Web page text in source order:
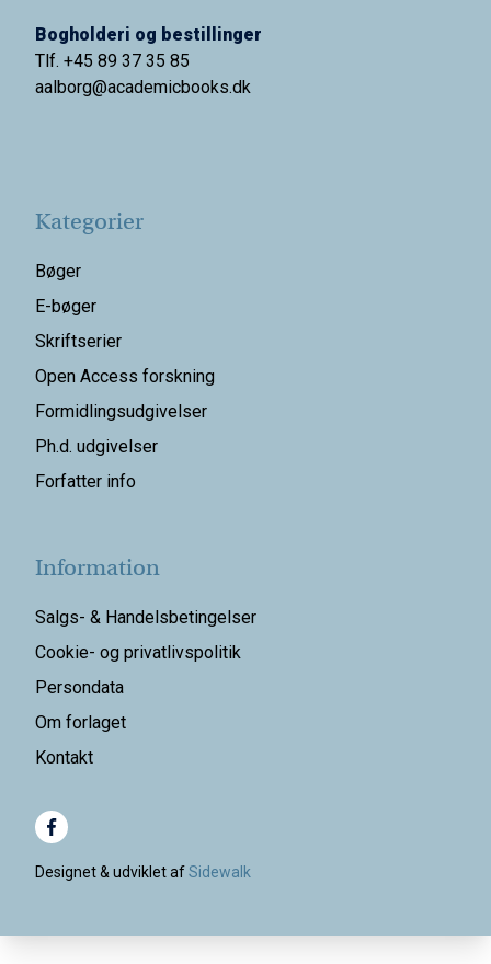
Bogholderi og bestillinger
Tlf. +45 89 37 35 85
aalborg@academicbooks.dk
Kategorier
Bøger
E-bøger
Skriftserier
Open Access forskning
Formidlingsudgivelser
Ph.d. udgivelser
Forfatter info
Information
Salgs- & Handelsbetingelser
Cookie- og privatlivspolitik
Persondata
Om forlaget
Kontakt
Designet & udviklet afSidewalk